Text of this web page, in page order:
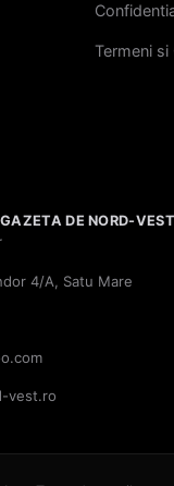
Termeni si
DE NORD-
4/A, Satu Mare
vest.ro